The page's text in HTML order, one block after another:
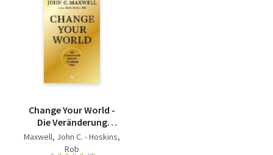
Change Your World -
Die Veränderung
beginnt an deinem
Tisch
Maxwell, John C. - Hoskins,
Rob